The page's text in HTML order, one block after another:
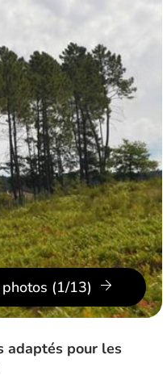
(1/13)
adaptés pour les